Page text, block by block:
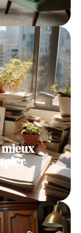
mieux